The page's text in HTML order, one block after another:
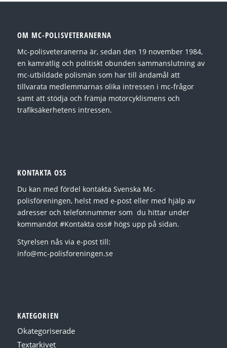
OM MC-POLISVETERANERNA
Mc-polisveteranerna är, sedan den 19 november 1984,
en kamratlig och politiskt obunden sammanslutning av
mc-utbildade polismän som har till ändamål att
tillvarata medlemmarnas olika intressen i mc-frågor
samt att stödja och främja motorcyklismens och
trafiksäkerhetens intressen.
KONTAKTA OSS
Du kan med fördel kontakta Svenska Mc-
polisföreningen, helst med e-post eller med hjälp av
adresser och telefonnummer som du hittar under
kommandot #Kontakta oss# högs upp på sidan.
Styrelsen nås via e-post till:
info@mc-polisforeningen.se
KATEGORIEN
Okategoriserade
Textarkivet